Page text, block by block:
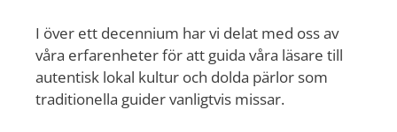
I över ett decennium har vi delat med oss av
våra erfarenheter för att guida våra läsare till
autentisk lokal kultur och dolda pärlor som
traditionella guider vanligtvis missar.